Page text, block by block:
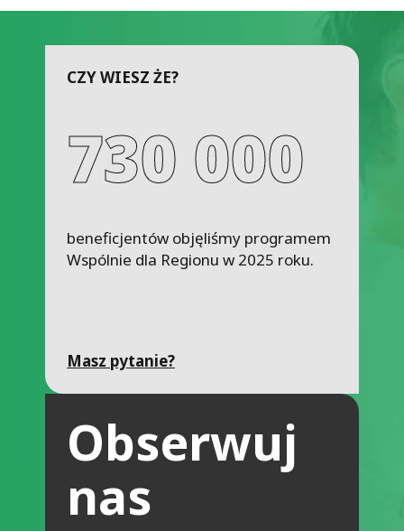
Obserwuj
nas
CZY WIESZ ŻE?
730 000
beneficjentów objęliśmy programem
Wspólnie dla Regionu w 2025 roku.
Masz pytanie?